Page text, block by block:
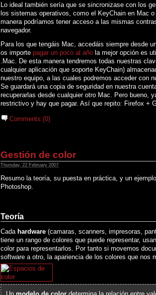
Lo ideal también sería que se sincronizase con los
los sistemas operativos, como el KeyChain en Mac
manera podríamos tener acceso a las mismas
navegador.
Para los que tengáis Mac, accedáis siempre desde
os importe pagar un poco al año la mejor opción es
.Mac. De esta manera tendremos todas nuestras
cualquier aplicación que soporte KeyChain)
nuestro equipo, a las cuales podremos acceder con
Se guardará una copia de seguridad en nuestra
recuperarlas desde cualquier otro Mac. Pero bueno,
restrictivo y hay que pagar. Así que repito: Firefox +
Comments (0)
Gestión de color
Thursday, 22 February 2007
Resumo la teoría, su puesta en práctica, y un
Photoshop.
Teoría
Cada hardware (camaras, scanners, impresoras,
tiene un rango de colores que puede representar,
color para representarlos. Por tanto si movemos
software a otro, la apariencia de los colores que nos